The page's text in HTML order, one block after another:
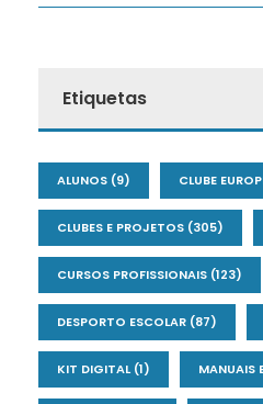
Etiquetas
ALUNOS (9) CLUBE
CLUBES E PROJETOS (305)
CURSOS PROFISSIONAIS (123)
DESPORTO ESCOLAR (87)
KIT DIGITAL(1) MANUAIS